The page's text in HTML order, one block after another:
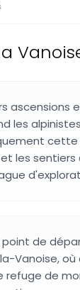
ascensions
les
cette
les
point de
Vanoise,
refuge de